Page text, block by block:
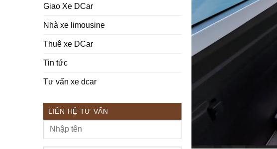
Giao Xe DCar
Nhà xe limousine
Thuê xe DCar
Tin tức
Tư vấn xe dcar
LIÊN HỆ TƯ VẤN